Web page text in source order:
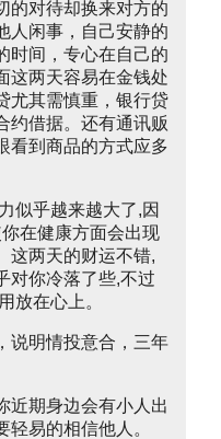
的对待却换来对方的
人闲事，自己安静的
时间，专心在自己的
这两天容易在金钱处
尤其需慎重，银行贷
约借据。还有通讯贩
看到商品的方式应多
似乎越来越大了,因
在健康方面会出现
这两天的财运不错,
对你冷落了些,不过
放在心上。
说明情投意合，三年
近期身边会有小人出
易的相信他人。